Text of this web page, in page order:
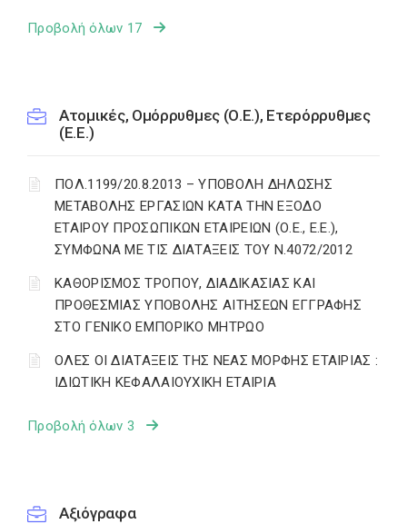
Προβολή όλων 17
Ατομικές, Ομόρρυθμες (Ο.Ε.), Ετερόρρυθμες
(Ε.Ε.)
ΠΟΛ.1199/20.8.2013 – ΥΠΟΒΟΛΗ ΔΗΛΩΣΗΣ
ΜΕΤΑΒΟΛΗΣ ΕΡΓΑΣΙΩΝ ΚΑΤΑ ΤΗΝ ΕΞΟΔΟ
ΕΤΑΙΡΟΥ ΠΡΟΣΩΠΙΚΩΝ ΕΤΑΙΡΕΙΩΝ (Ο.Ε., Ε.Ε.),
ΣΥΜΦΩΝΑ ΜΕ ΤΙΣ ΔΙΑΤΑΞΕΙΣ ΤΟΥ Ν.4072/2012
ΚΑΘΟΡΙΣΜΟΣ ΤΡΟΠΟΥ, ΔΙΑΔΙΚΑΣΙΑΣ ΚΑΙ
ΠΡΟΘΕΣΜΙΑΣ ΥΠΟΒΟΛΗΣ ΑΙΤΗΣΕΩΝ ΕΓΓΡΑΦΗΣ
ΣΤΟ ΓΕΝΙΚΟ ΕΜΠΟΡΙΚΟ ΜΗΤΡΩΟ
ΟΛΕΣ ΟΙ ΔΙΑΤΑΞΕΙΣ ΤΗΣ ΝΕΑΣ ΜΟΡΦΗΣ ΕΤΑΙΡΙΑΣ :
ΙΔΙΩΤΙΚΗ ΚΕΦΑΛΑΙΟΥΧΙΚΗ ΕΤΑΙΡΙΑ
Προβολή όλων 3
Αξιόγραφα